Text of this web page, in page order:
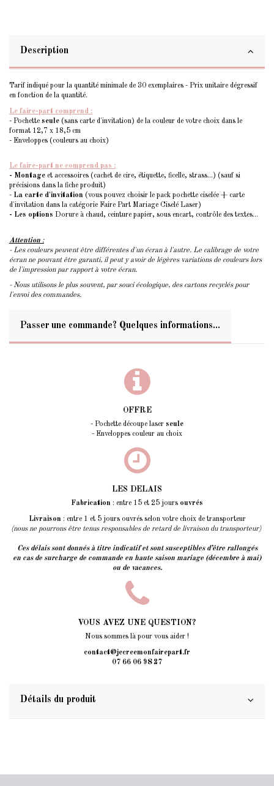
Description
Tarif indiqué pour la quantité minimale de 30 exemplaires - Prix unitaire dégressif
en fonction de la quantité.
Le faire-part comprend :
- Pochette seule (sans carte d'invitation) de la couleur de votre choix dans le
format 12,7 x 18,5 cm
- Enveloppes (couleurs au choix)
Le faire-part ne comprend pas :
- Montage et accessoires (cachet de cire, étiquette, ficelle, strass...) (sauf si
précisions dans la fiche produit)
- La carte d'invitation (vous pouvez choisir le pack pochette ciselée + carte
d'invitation dans la catégorie Faire Part Mariage Ciselé Laser)
- Les options Dorure à chaud, ceinture papier, sous encart, contrôle des textes...
Attention :
- Les couleurs peuvent être différentes d'un écran à l'autre. Le calibrage de votre
écran ne pouvant être garanti, il peut y avoir de légères variations de couleurs lors
de l'impression par rapport à votre écran.
- Nous utilisons le plus souvent, par souci écologique, des cartons recyclés pour
l'envoi des commandes.
Passer une commande? Quelques informations...
OFFRE
- Pochette découpe laser seule
- Enveloppes couleur au choix
LES DELAIS
Fabrication : entre 15 et 25 jours ouvrés
Livraison : entre 1 et 5 jours ouvrés selon votre choix de transporteur
(nous ne pourrons être tenus responsables de retard de livraison du transporteur)
Ces délais sont donnés à titre indicatif et sont susceptibles d’être rallongés
en cas de surcharge de commande en haute saison mariage (décembre à mai)
ou de vacances.
VOUS AVEZ UNE QUESTION?
Nous sommes là pour vous aider !
contact@jecreemonfairepart.fr
07 66 06 98 27
Détails du produit